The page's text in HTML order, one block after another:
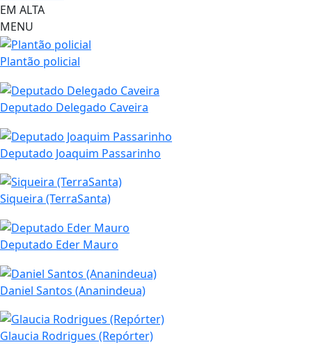
EM ALTA
MENU
Plantão policial
Deputado Delegado Caveira
Deputado Joaquim Passarinho
Siqueira (TerraSanta)
Deputado Eder Mauro
Daniel Santos (Ananindeua)
Glaucia Rodrigues (Repórter)